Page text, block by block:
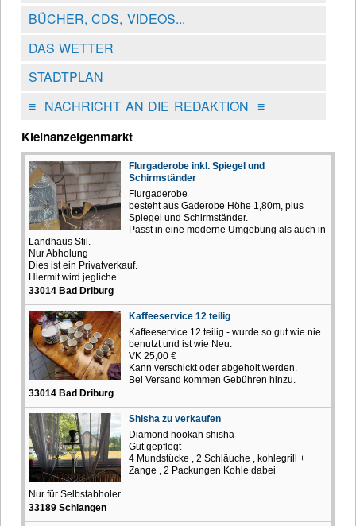
BÜCHER, CDS, VIDEOS...
DAS WETTER
STADTPLAN
≡NACHRICHT AN DIE REDAKTION ≡
Kleinanzeigenmarkt
Flurgaderobe inkl. Spiegel und
Schirmständer
Flurgaderobe
besteht aus Gaderobe Höhe 1,80m, plus
Spiegel und Schirmständer.
Passt in eine moderne Umgebung als auch in
Landhaus Stil.
Nur Abholung
Dies ist ein Privatverkauf.
Hiermit wird jegliche...
33014 Bad Driburg
Kaffeeservice 12 teilig
Kaffeeservice 12 teilig - wurde so gut wie nie
benutzt und ist wie Neu.
VK 25,00 €
Kann verschickt oder abgeholt werden.
Bei Versand kommen Gebühren hinzu.
33014 Bad Driburg
Shisha zu verkaufen
Diamond hookah shisha
Gut gepflegt
4 Mundstücke , 2 Schläuche , kohlegrill +
Zange , 2 Packungen Kohle dabei
Nur für Selbstabholer
33189 Schlangen